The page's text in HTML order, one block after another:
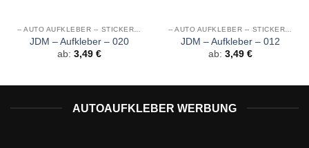
JDM – Aufkleber – 020
ab: 3,49 €
JDM – Aufkleber – 012
ab: 3,49 €
AUTOAUFKLEBER WERBUNG